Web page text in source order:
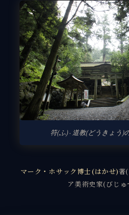
符(ふ) · 道教(どうきょう)
マーク・ホサック博士(はかせ)著
ア美術史家(びじ